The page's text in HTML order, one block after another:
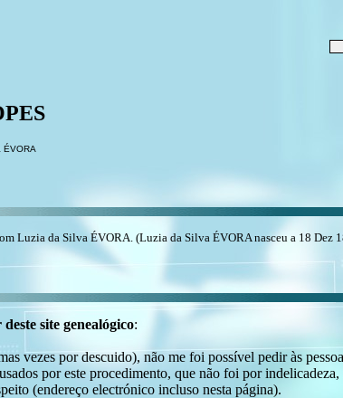
ÉVORA
Luzia da Silva ÉVORA. (Luzia da Silva ÉVORA nasceu a 18 Dez
site genealógico:
vezes por descuido), não me foi possível pedir às
por este procedimento, que não foi por
(endereço electrónico incluso nesta página).